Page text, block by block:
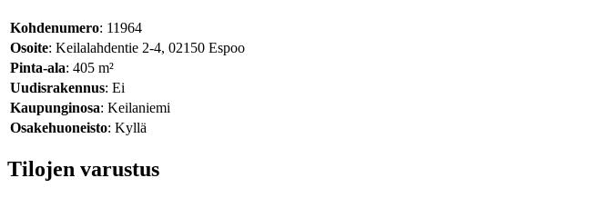
Kohdenumero: 11964
Osoite: Keilalahdentie 2-4, 02150 Espoo
Pinta-ala: 405 m²
Uudisrakennus: Ei
Kaupunginosa: Keilaniemi
Osakehuoneisto: Kyllä
Tilojen varustus